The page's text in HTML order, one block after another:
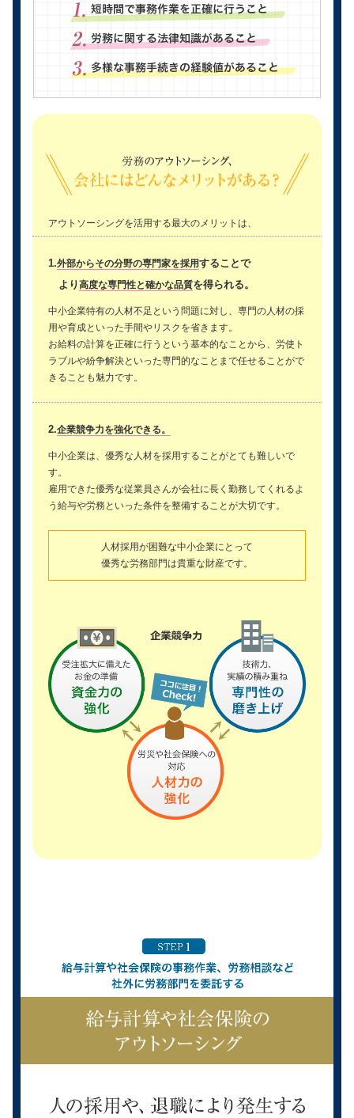
アウトソーシングを活用する最大のメリットは、
1.外部からその分野の専門家を採用することで
より高度な専門性と確かな品質を得られる。
中小企業特有の人材不足という問題に対し、専門の人材の採
用や育成といった手間やリスクを省きます。
お給料の計算を正確に行うという基本的なことから、労使ト
ラブルや紛争解決といった専門的なことまで任せることがで
きることも魅力です。
2.企業競争力を強化できる。
中小企業は、優秀な人材を採用することがとても難しいで
す。
雇用できた優秀な従業員さんが会社に長く勤務してくれるよ
う給与や労務といった条件を整備することが大切です。
人材採用が困難な中小企業にとって
優秀な労務部門は貴重な財産です。